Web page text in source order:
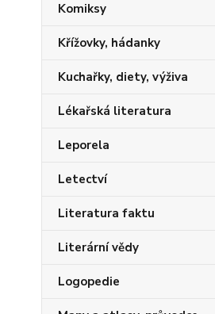
Komiksy
Křížovky, hádanky
Kuchařky, diety, výživa
Lékařská literatura
Leporela
Letectví
Literatura faktu
Literární vědy
Logopedie